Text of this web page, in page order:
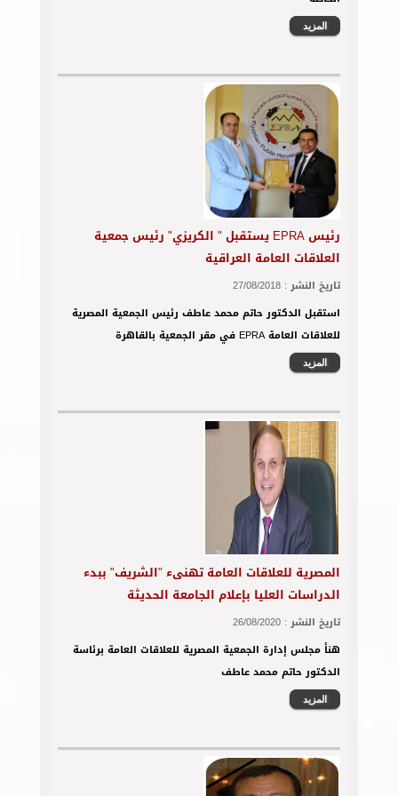
رئيس EPRA يستقبل " الكريزي" رئيس جمعية
العلاقات العامة العراقية
تاريخ النشر :27/08/2018
استقبل الدكتور حاتم محمد عاطف رئيس الجمعية المصرية
المصرية للعلاقات العامة تهنىء "الشريف" ببدء
الدراسات العليا بإعلام الجامعة الحديثة
تاريخ النشر :26/08/2020
هنأ مجلس إدارة الجمعية المصرية للعلاقات العامة برئاسة